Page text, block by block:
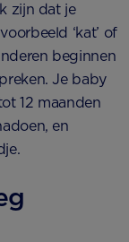
zijn dat je
‘kat’ of
beginnen
Je baby
12 maanden
en